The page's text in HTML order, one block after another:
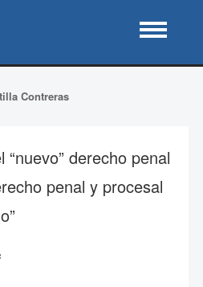
Contreras
derecho penal
penal y procesal